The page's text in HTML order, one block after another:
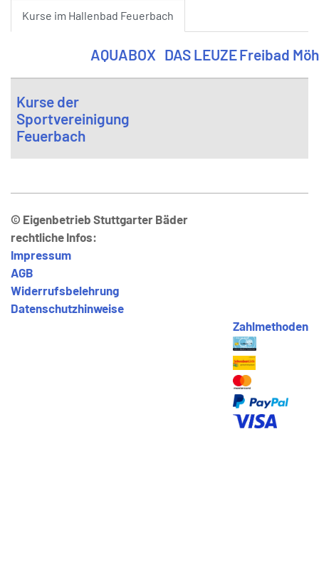
Kurse im Hallenbad Feuerbach
AQUABOX DAS LEUZEFreibad
Kurse der
Sportvereinigung
Feuerbach
© Eigenbetrieb Stuttgarter Bäder
rechtliche Infos:
Impressum
AGB
Widerrufsbelehrung
Datenschutzhinweise
Zahlmethoden